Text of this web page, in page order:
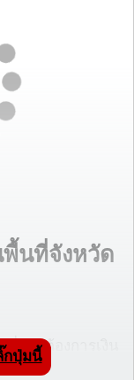
นที่จังหวัด
ดิน, ต้องการเงิน
ขยายธุรกิจ,
กปุ่มนี้